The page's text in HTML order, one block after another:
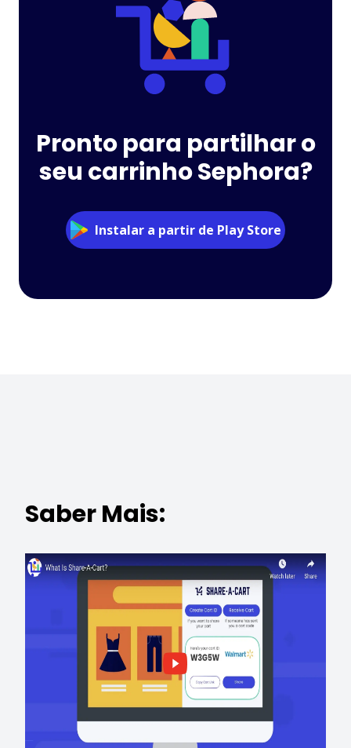
Pronto para partilhar o
seu carrinho Sephora?
Instalar a partir de Play Store
Saber Mais: